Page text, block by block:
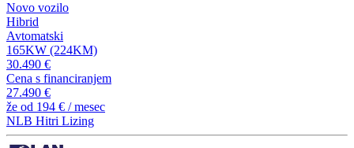
Novo vozilo
Hibrid
Avtomatski
165KW (224KM)
30.490 €
Cena s financiranjem
27.490 €
že od 194 € / mesec
NLB Hitri Lizing